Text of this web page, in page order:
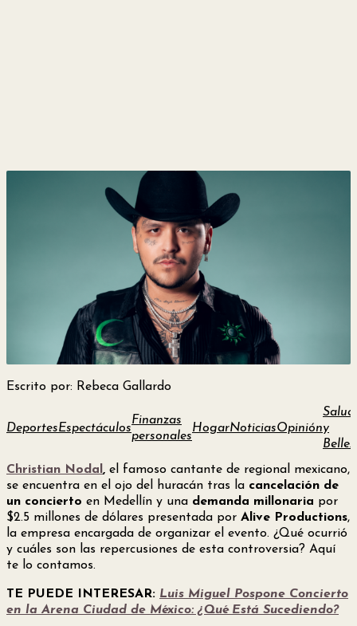
Escrito por: Rebeca Gallardo
DeportesEspectáculos
Finanzas
personales
HogarNoticiasOpinión
Salud
y
Christian Nodal , el famoso cantante de regional mexicano,
se encuentra en el ojo del huracán tras la cancelación de
un concierto en Medellín y una demanda millonaria por
$2.5 millones de dólares presentada por Alive Productions,
la empresa encargada de organizar el evento. ¿Qué ocurrió
y cuáles son las repercusiones de esta controversia? Aquí
te lo contamos.
TE PUEDE INTERESAR: Luis Miguel Pospone Concierto
en la Arena Ciudad de México: ¿Qué Está Sucediendo?